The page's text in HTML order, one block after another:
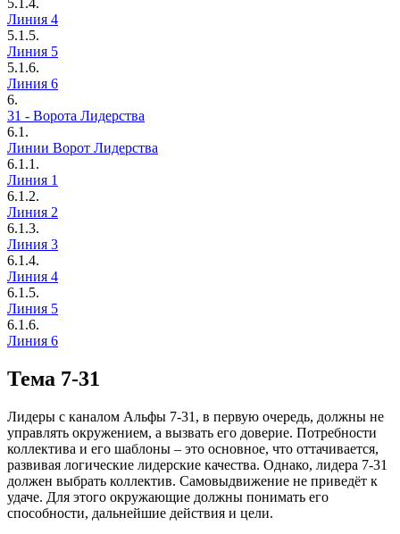
Линия 4
5.1.5.
Линия 5
5.1.6.
Линия 6
6.
31 - Ворота Лидерства
6.1.
Линии Ворот Лидерства
6.1.1.
Линия 1
6.1.2.
Линия 2
6.1.3.
Линия 3
6.1.4.
Линия 4
6.1.5.
Линия 5
6.1.6.
Линия 6
Тема 7-31
Лидеры с каналом Альфы 7-31, в первую очередь, должны не
управлять окружением, а вызвать его доверие. Потребности
коллектива и его шаблоны – это основное, что оттачивается,
развивая логические лидерские качества. Однако, лидера 7-31
должен выбрать коллектив. Самовыдвижение не приведёт к
удаче. Для этого окружающие должны понимать его
способности, дальнейшие действия и цели.